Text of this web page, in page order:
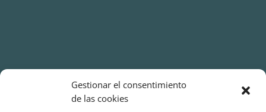
Gestionar el consentimiento
de las cookies